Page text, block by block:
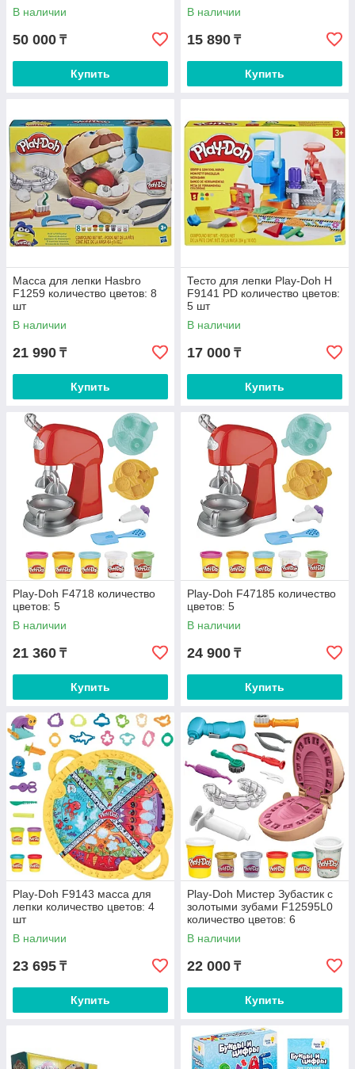
В наличии
50 000 ₸
Купить
В наличии
15 890 ₸
Купить
Масса для лепки Hasbro
F1259 количество цветов: 8
шт
В наличии
21 990 ₸
Купить
Тесто для лепки Play-Doh H
F9141 PD количество цветов:
5 шт
В наличии
17 000 ₸
Купить
Play-Doh F4718 количество
цветов: 5
В наличии
21 360 ₸
Купить
Play-Doh F47185 количество
цветов: 5
В наличии
24 900 ₸
Купить
Play-Doh F9143 масса для
лепки количество цветов: 4
шт
В наличии
23 695 ₸
Купить
Play-Doh Мистер Зубастик с
золотыми зубами F12595L0
количество цветов: 6
В наличии
22 000 ₸
Купить